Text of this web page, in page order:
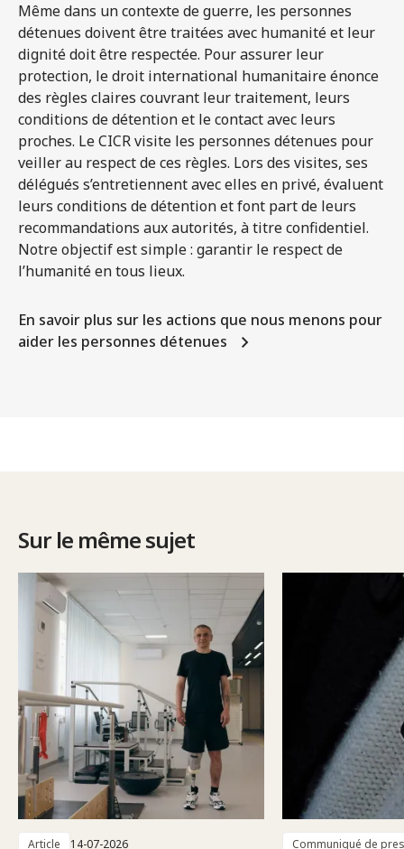
Même dans un contexte de guerre, les personnes
détenues doivent être traitées avec humanité et leur
dignité doit être respectée. Pour assurer leur
protection, le droit international humanitaire énonce
des règles claires couvrant leur traitement, leurs
conditions de détention et le contact avec leurs
proches. Le CICR visite les personnes détenues pour
veiller au respect de ces règles. Lors des visites, ses
délégués s’entretiennent avec elles en privé, évaluent
leurs conditions de détention et font part de leurs
recommandations aux autorités, à titre confidentiel.
Notre objectif est simple : garantir le respect de
l’humanité en tous lieux.
En savoir plus sur les actions que nous menons pour
aider les personnes détenues
Sur le même sujet
Article 14-07-2026 Communiqué de